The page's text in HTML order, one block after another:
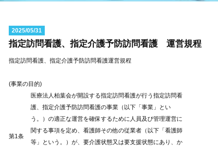
2025/05/31
指定訪問看護、指定介護予防訪問看護 運営規程
指定訪問看護、指定介護予防訪問看護運営規程
(事業の目的)
第1条
医療法人柏葉会が開設する指定訪問看護が行う指定訪問看
護、指定介護予防訪問看護の事業（以下「事業」とい
う。）の適正な運営を確保するために人員及び管理運営に
関する事項を定め、看護師その他の従業者（以下「看護師
等」という。）が、要介護状態又は要支援状態にあり、か